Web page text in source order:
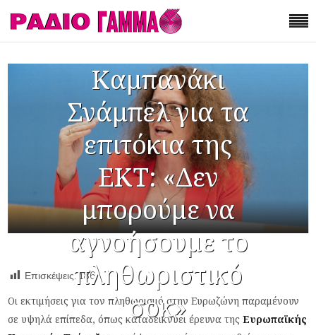
Καμπανάκι
Σνάμπελ για τα
επιτόκια της
ΕΚΤ: «Δεν
μπορούμε να
αγνοήσουμε το
πληθωριστικό
σοκ»
Επισκέψεις: 186
Οι εκτιμήσεις για τον πληθωρισμό στην Ευρωζώνη παραμένουν
σε υψηλά επίπεδα, όπως καταδεικνύει έρευνα τηςΕυρωπαϊκής